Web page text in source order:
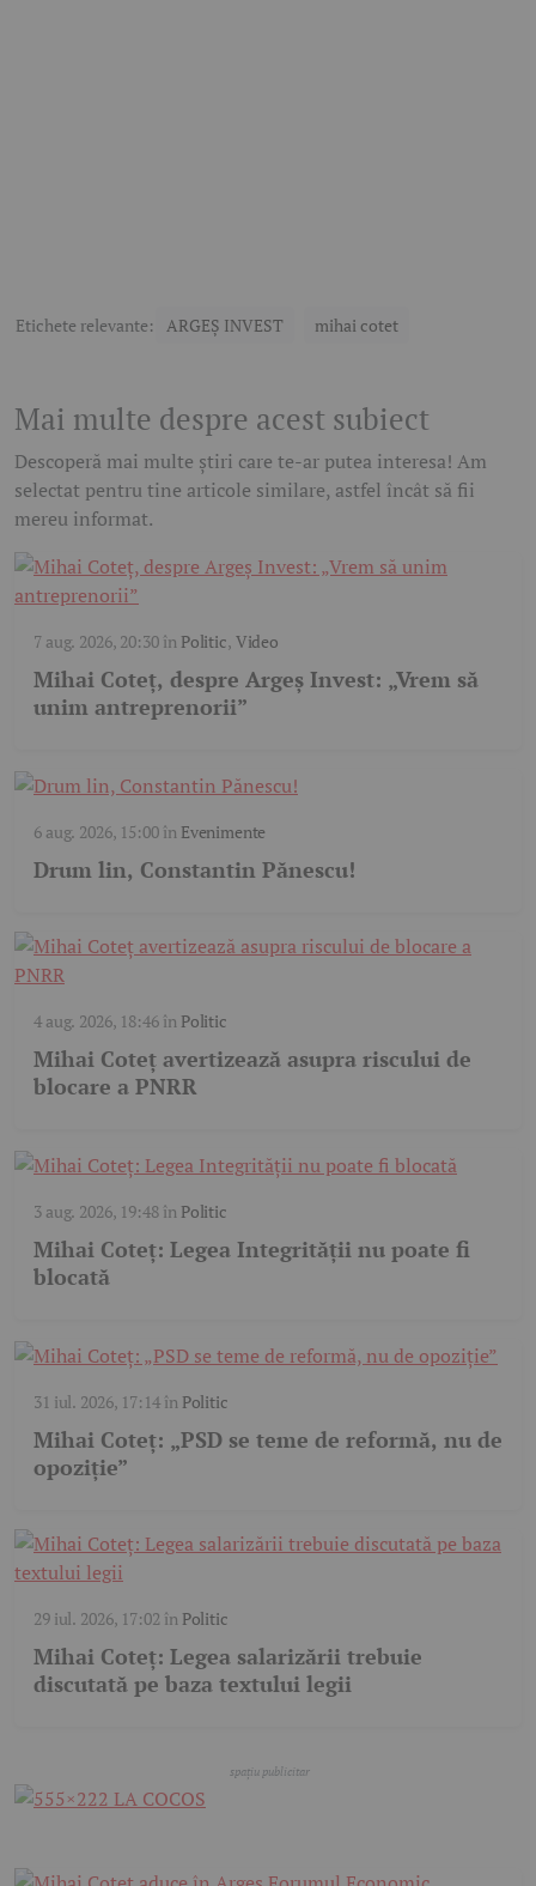
Etichete relevante: ARGEȘ INVEST mihai cotet
Mai multe despre acest subiect
Descoperă mai multe știri care te-ar putea interesa! Am
selectat pentru tine articole similare, astfel încât să fii
mereu informat.
7 aug. 2026, 20:30în Politic, Video
Mihai Coteț, despre Argeș Invest: „Vrem să
unim antreprenorii”
6 aug. 2026, 15:00în Evenimente
Drum lin, Constantin Pănescu!
4 aug. 2026, 18:46în Politic
Mihai Coteț avertizează asupra riscului de
blocare a PNRR
3 aug. 2026, 19:48în Politic
Mihai Coteț: Legea Integrității nu poate fi
blocată
31 iul. 2026, 17:14în Politic
Mihai Coteț: „PSD se teme de reformă, nu de
opoziție”
29 iul. 2026, 17:02 în Politic
Mihai Coteț: Legea salarizării trebuie
discutată pe baza textului legii